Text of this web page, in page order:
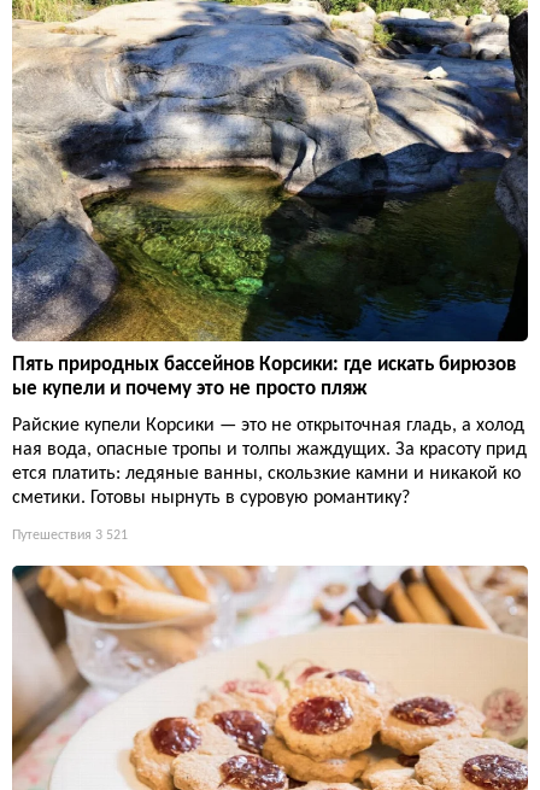
Пять природных бассейнов Корсики: где искать бирюзов
ые купели и почему это не просто пляж
Райские купели Корсики — это не открыточная гладь, а холод
ная вода, опасные тропы и толпы жаждущих. За красоту прид
ется платить: ледяные ванны, скользкие камни и никакой ко
сметики. Готовы нырнуть в суровую романтику?
Путешествия 3 521